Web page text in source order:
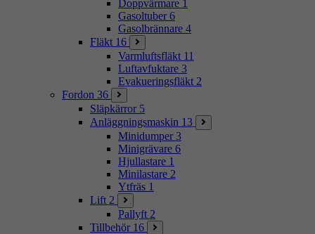
Doppvärmare 1
Gasoltuber 6
Gasolbrännare 4
Fläkt 16
Varmluftsfläkt 11
Luftavfuktare 3
Evakueringsfläkt 2
Fordon 36
Släpkärror 5
Anläggningsmaskin 13
Minidumper 3
Minigrävare 6
Hjullastare 1
Minilastare 2
Ytfräs 1
Lift 2
Pallyft 2
Tillbehör 16